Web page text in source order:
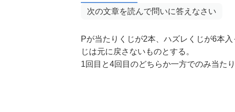
次の文章を読んで問いに答えなさい
Pが当たりくじが2本、ハズレくじが6本
じは元に戻さないものとする。
1回目と4回目のどちらか一方でのみ当た